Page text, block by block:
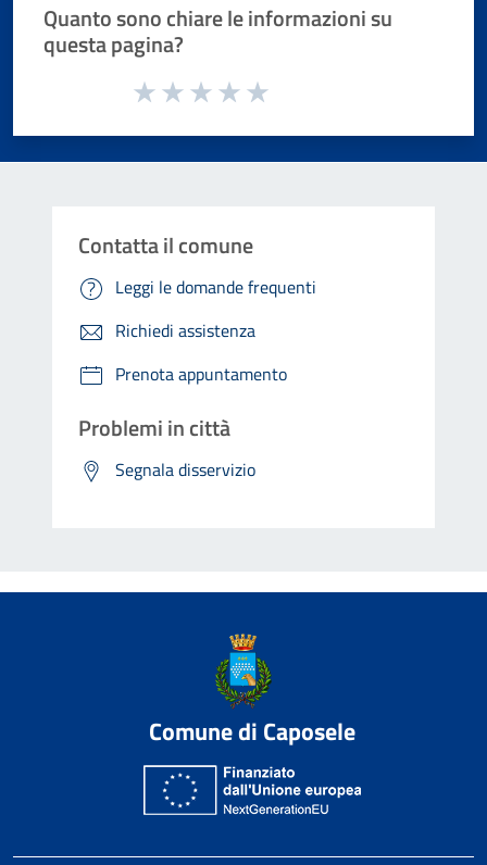
Quanto sono chiare le informazioni su
questa pagina?
Valuta da 1 a 5 stelle la pagina
Contatta il comune
Leggi le domande frequenti
Richiedi assistenza
Prenota appuntamento
Problemi in città
Segnala disservizio
Comune di Caposele